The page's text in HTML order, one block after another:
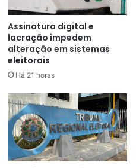
pelos dois
em um mercado
do tipo “raspadinha” que
Conduzidos até a
informaram que
residências e outros
foram oferecidas o vale
Assinatura digital e
lacração impedem
alteração em sistemas
eleitorais
Há 21 horas